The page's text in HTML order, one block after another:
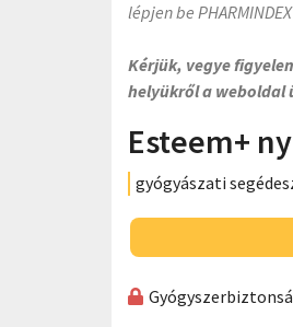
lépjen be
Kérjük, vegye
helyükről a weboldal
Esteem+
gyógyászati